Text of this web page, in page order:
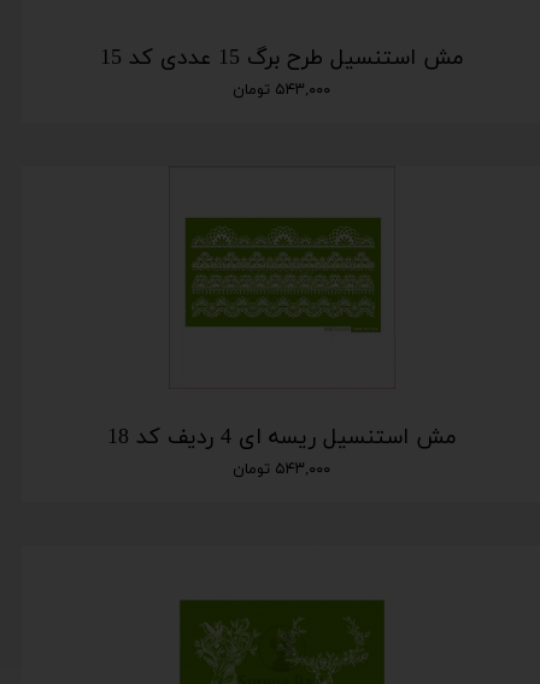
مش استنسیل طرح برگ 15 عددی کد 15
۵۴۳,۰۰۰ تومان
مش استنسیل ریسه ای 4 ردیف کد 18
۵۴۳,۰۰۰ تومان